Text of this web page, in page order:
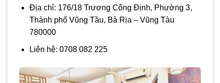
Địa chỉ: 176/18 Trương Công Định, Phường 3,
Thành phố Vũng Tầu, Bà Rịa – Vũng Tàu
780000
Liên hệ: 0708 082 225